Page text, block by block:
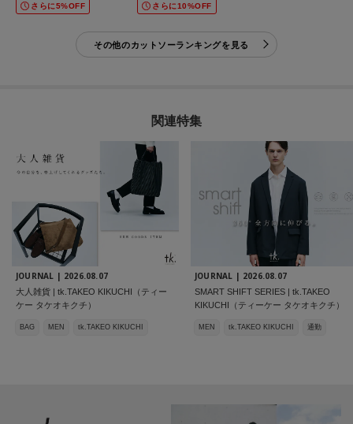
さらに5%OFF さらに10%OFF
その他のカットソーランキングを見る
関連特集
JOURNAL | 2026.08.07
大人雑貨 | tk.TAKEO KIKUCHI（ティー
ケー タケオキクチ）
BAG MEN tk.TAKEO KIKUCHI
JOURNAL | 2026.08.07
SMART SHIFT SERIES | tk.TAKEO
KIKUCHI（ティーケー タケオキクチ）
MEN tk.TAKEO KIKUCHI 通勤